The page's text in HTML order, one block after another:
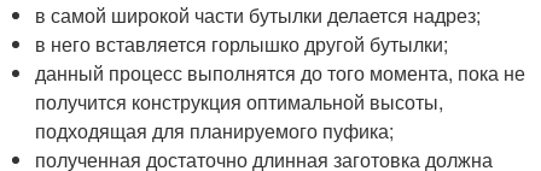
в самой широкой части бутылки делается надрез;
в него вставляется горлышко другой бутылки;
данный процесс выполнятся до того момента, пока не
получится конструкция оптимальной высоты,
подходящая для планируемого пуфика;
полученная достаточно длинная заготовка должна